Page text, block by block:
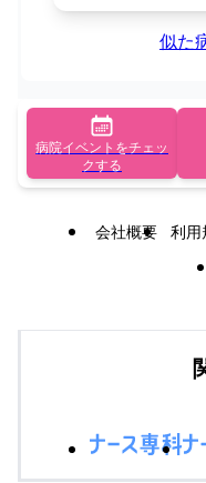
似た
病院イベントをチェッ
クする
会社概要 利用